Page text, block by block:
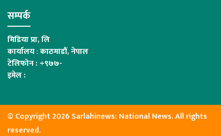
सम्पर्क
मिडिया प्रा, लि
कार्यालय:काठमाडौं, नेपाल
टेलिफोन : +९७७-
इमेल :
© Copyright 2026 Sarlahinews: National News. All rights
reserved.